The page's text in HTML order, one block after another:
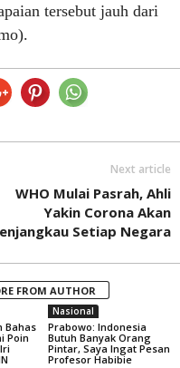
tersebut jauh dari
Next article
WHO Mulai Pasrah, Ahli
Yakin Corona Akan
Setiap Negara
FROM AUTHOR
Bahas
Poin
Nasional
Prabowo: Indonesia
Butuh Banyak Orang
Pintar, Saya Ingat Pesan
Profesor Habibie